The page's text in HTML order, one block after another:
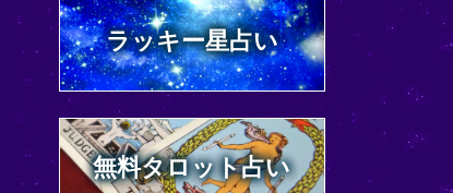
ラッキー星占い
無料タロット占い